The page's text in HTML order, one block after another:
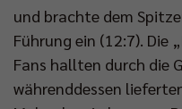
und brachte dem
Führung ein (12:7). Die
Fans hallten durch die
währenddessen